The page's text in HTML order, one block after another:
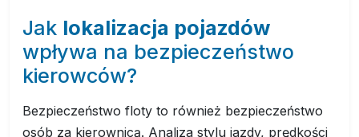
Jak lokalizacja pojazdów
wpływa na bezpieczeństwo
kierowców?
Bezpieczeństwo floty to również bezpieczeństwo
osób za kierownicą. Analiza stylu jazdy, prędkości